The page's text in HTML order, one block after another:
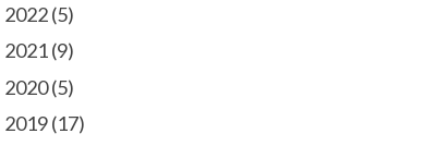
2022(5)
2021(9)
2020(5)
2019(17)